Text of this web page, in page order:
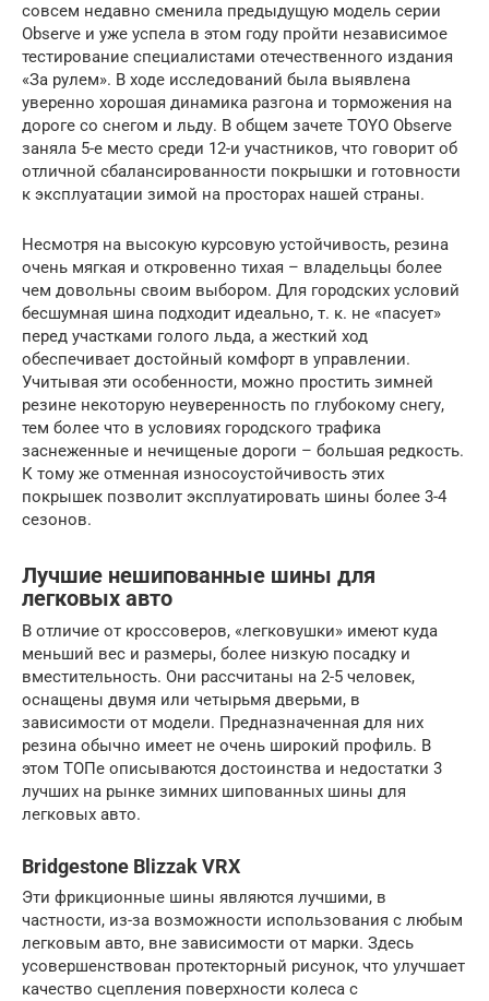
совсем недавно сменила предыдущую модель серии
Observe и уже успела в этом году пройти независимое
тестирование специалистами отечественного издания
«За рулем». В ходе исследований была выявлена
уверенно хорошая динамика разгона и торможения на
дороге со снегом и льду. В общем зачете TOYO Observe
заняла 5-е место среди 12-и участников, что говорит об
отличной сбалансированности покрышки и готовности
к эксплуатации зимой на просторах нашей страны.
Несмотря на высокую курсовую устойчивость, резина
очень мягкая и откровенно тихая – владельцы более
чем довольны своим выбором. Для городских условий
бесшумная шина подходит идеально, т. к. не «пасует»
перед участками голого льда, а жесткий ход
обеспечивает достойный комфорт в управлении.
Учитывая эти особенности, можно простить зимней
резине некоторую неуверенность по глубокому снегу,
тем более что в условиях городского трафика
заснеженные и нечищеные дороги – большая редкость.
К тому же отменная износоустойчивость этих
покрышек позволит эксплуатировать шины более 3-4
сезонов.
Лучшие нешипованные шины для
легковых авто
В отличие от кроссоверов, «легковушки» имеют куда
меньший вес и размеры, более низкую посадку и
вместительность. Они рассчитаны на 2-5 человек,
оснащены двумя или четырьмя дверьми, в
зависимости от модели. Предназначенная для них
резина обычно имеет не очень широкий профиль. В
этом ТОПе описываются достоинства и недостатки 3
лучших на рынке зимних шипованных шины для
легковых авто.
Bridgestone Blizzak VRX
Эти фрикционные шины являются лучшими, в
частности, из-за возможности использования с любым
легковым авто, вне зависимости от марки. Здесь
усовершенствован протекторный рисунок, что улучшает
качество сцепления поверхности колеса с